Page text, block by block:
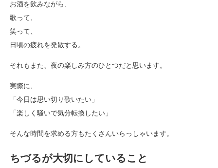
お酒を飲みながら、
歌って、
笑って、
日頃の疲れを発散する。
それもまた、夜の楽しみ方のひとつだと思います。
実際に、
「今日は思い切り歌いたい」
「楽しく騒いで気分転換したい」
そんな時間を求める方もたくさんいらっしゃいます。
ちづるが大切にしていること